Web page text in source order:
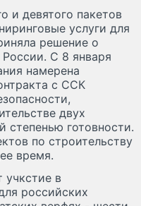
и девятого пакетов
услуги для
решение о
С 8 января
намерена
с ССК
двух
степенью готовности.
по строительству
время.
учкстие в
российских